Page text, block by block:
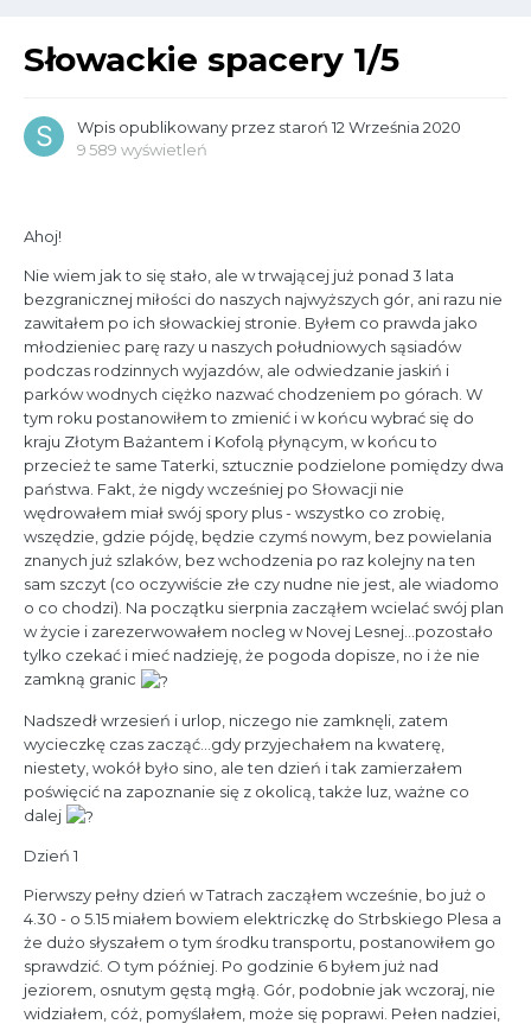
Słowackie spacery 1/5
Wpis opublikowany przez staroń 12 Września 2020
9 589 wyświetleń
Ahoj!
Nie wiem jak to się stało, ale w trwającej już ponad 3 lata
bezgranicznej miłości do naszych najwyższych gór, ani razu nie
zawitałem po ich słowackiej stronie. Byłem co prawda jako
młodzieniec parę razy u naszych południowych sąsiadów
podczas rodzinnych wyjazdów, ale odwiedzanie jaskiń i
parków wodnych ciężko nazwać chodzeniem po górach. W
tym roku postanowiłem to zmienić i w końcu wybrać się do
kraju Złotym Bażantem i Kofolą płynącym, w końcu to
przecież te same Taterki, sztucznie podzielone pomiędzy dwa
państwa. Fakt, że nigdy wcześniej po Słowacji nie
wędrowałem miał swój spory plus - wszystko co zrobię,
wszędzie, gdzie pójdę, będzie czymś nowym, bez powielania
znanych już szlaków, bez wchodzenia po raz kolejny na ten
sam szczyt (co oczywiście złe czy nudne nie jest, ale wiadomo
o co chodzi). Na początku sierpnia zacząłem wcielać swój plan
w życie i zarezerwowałem nocleg w Novej Lesnej...pozostało
tylko czekać i mieć nadzieję, że pogoda dopisze, no i że nie
zamkną granic
Nadszedł wrzesień i urlop, niczego nie zamknęli, zatem
wycieczkę czas zacząć...gdy przyjechałem na kwaterę,
niestety, wokół było sino, ale ten dzień i tak zamierzałem
poświęcić na zapoznanie się z okolicą, także luz, ważne co
dalej
Dzień 1
Pierwszy pełny dzień w Tatrach zacząłem wcześnie, bo już o
4.30 - o 5.15 miałem bowiem elektriczkę do Strbskiego Plesa a
że dużo słyszałem o tym środku transportu, postanowiłem go
sprawdzić. O tym później. Po godzinie 6 byłem już nad
jeziorem, osnutym gęstą mgłą. Gór, podobnie jak wczoraj, nie
widziałem, cóż, pomyślałem, może się poprawi. Pełen nadziei,